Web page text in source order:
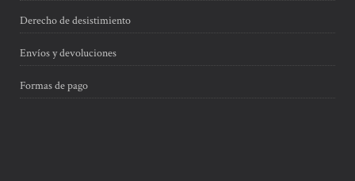
Derecho de desistimiento
Envíos y devoluciones
Formas de pago